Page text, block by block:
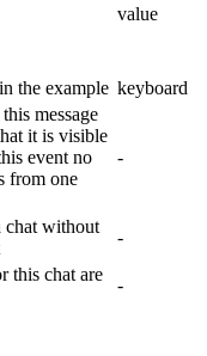
value
the example keyboard
message
it is visible
event no
from one
-
chat without
-
this chat are
-